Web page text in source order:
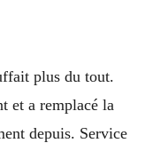
plus du tout.
et a remplacé la
depuis. Service